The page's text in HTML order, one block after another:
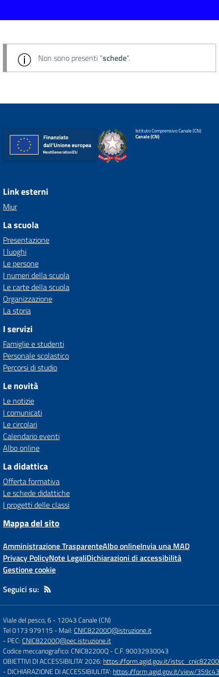
Non sono presenti "schede".
Istituto Comprensivo Canale (CN)
Canale (CN)
Link esterni
Miur
La scuola
Presentazione
I luoghi
Le persone
I numeri della scuola
Le carte della scuola
Organizzazione
La storia
I servizi
Famiglie e studenti
Personale scolastico
Percorsi di studio
Le novità
Le notizie
I comunicati
Le circolari
Calendario eventi
Albo online
La didattica
Offerta formativa
Le schede didattiche
I progetti delle classi
Mappa del sito
Amministrazione TrasparenteAlbo onlineInvia una MAD
Privacy PolicyNote LegaliDichiarazioni di accessibilità
Gestione cookie
Seguici su:
Viale del pesco, 6-12043 Canale (CN)
Tel 0173 979115 - Mail:CNIC82200Q@istruzione.it
- PEC:CNIC82200Q@pec.istruzione.it
Codice meccanografico: CNIC82200Q- C.F. 90032930043
OBIETTIVI DI ACCESSIBILITA' 2026: https://form.agid.gov.it/
- DICHIARAZIONE DI ACCESSIBIULITA': https://form.agid.gov.it/view/